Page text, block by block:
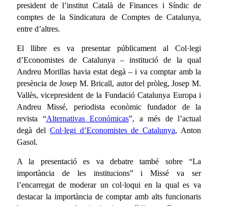
president de l’institut Català de Finances i Síndic de
comptes de la Sindicatura de Comptes de Catalunya,
entre d’altres.
El llibre es va presentar públicament al Col·legi
d’Economistes de Catalunya – institució de la qual
Andreu Morillas havia estat degà – i va comptar amb la
presència de Josep M. Bricall, autor del pròleg, Josep M.
Vallès, vicepresident de la Fundació Catalunya Europa i
Andreu Missé, periodista econòmic fundador de la
revista “Alternativas Económicas”, a més de l’actual
degà del Col·legi d’Economistes de Catalunya, Anton
Gasol.
A la presentació es va debatre també sobre “La
importància de les institucions” i Missé va ser
l’encarregat de moderar un col·loqui en la qual es va
destacar la importància de comptar amb alts funcionaris